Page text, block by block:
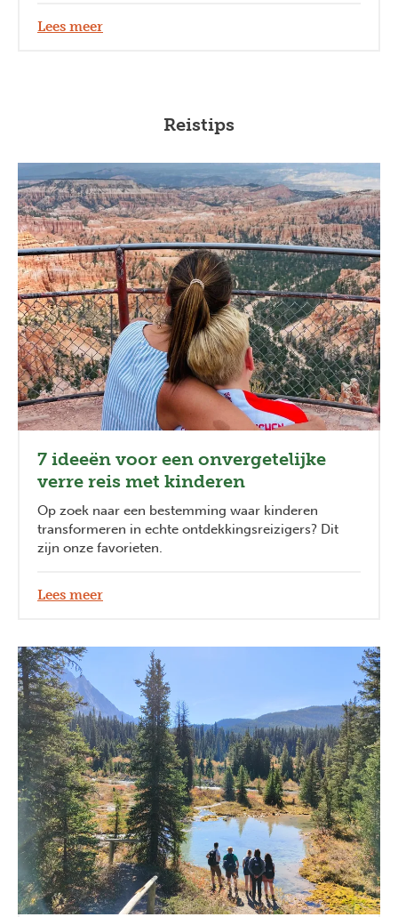
Lees meer
Reistips
7 ideeën voor een onvergetelijke
verre reis met kinderen
Op zoek naar een bestemming waar kinderen
transformeren in echte ontdekkingsreizigers? Dit
zijn onze favorieten.
Lees meer